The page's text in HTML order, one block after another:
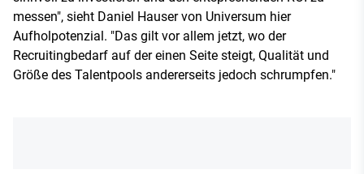
messen", sieht Daniel Hauser von Universum hier
Aufholpotenzial. "Das gilt vor allem jetzt, wo der
Recruitingbedarf auf der einen Seite steigt, Qualität und
Größe des Talentpools andererseits jedoch schrumpfen."